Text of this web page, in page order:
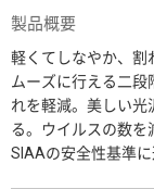
製品概要
軽くてしなやか、割
ムーズに行える二
れを軽減。美しい光
る。ウイルスの数を
SIAAの安全性基準に